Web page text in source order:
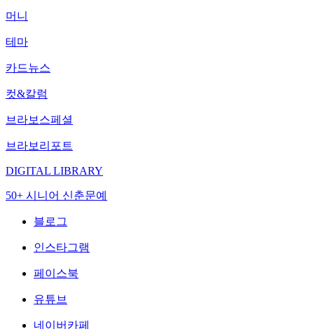
머니
테마
카드뉴스
컷&칼럼
브라보스페셜
브라보리포트
DIGITAL LIBRARY
50+ 시니어 신춘문예
블로그
인스타그램
페이스북
유튜브
네이버카페